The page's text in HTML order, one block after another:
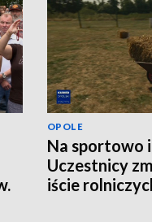
OPOLE
Na sportowo
Uczestnicy
iście